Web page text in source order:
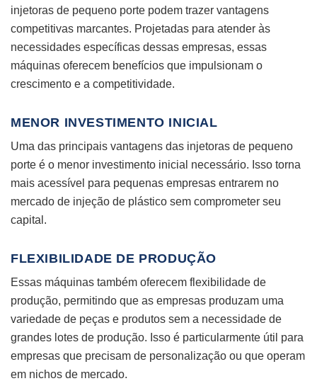
injetoras de pequeno porte podem trazer vantagens
competitivas marcantes. Projetadas para atender às
necessidades específicas dessas empresas, essas
máquinas oferecem benefícios que impulsionam o
crescimento e a competitividade.
MENOR INVESTIMENTO INICIAL
Uma das principais vantagens das injetoras de pequeno
porte é o menor investimento inicial necessário. Isso torna
mais acessível para pequenas empresas entrarem no
mercado de injeção de plástico sem comprometer seu
capital.
FLEXIBILIDADE DE PRODUÇÃO
Essas máquinas também oferecem flexibilidade de
produção, permitindo que as empresas produzam uma
variedade de peças e produtos sem a necessidade de
grandes lotes de produção. Isso é particularmente útil para
empresas que precisam de personalização ou que operam
em nichos de mercado.